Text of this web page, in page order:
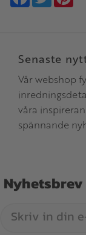
Senaste
Vår webshop
våra
spännande
Nyhetsbrev